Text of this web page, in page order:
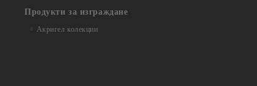
Продукти за изграждане
Акригел колекции